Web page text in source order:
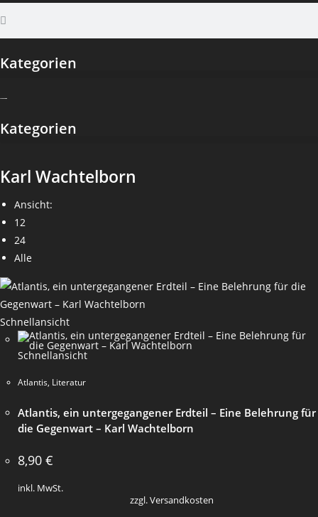
Kategorien
Kategorien
Karl Wachtelborn
Ansicht:
12
24
Alle
Schnellansicht
Schnellansicht
Atlantis, Literatur
Atlantis, ein untergegangener Erdteil – Eine Belehrung für
die Gegenwart – Karl Wachtelborn
8,90 €
inkl. MwSt.
zzgl. Versandkosten